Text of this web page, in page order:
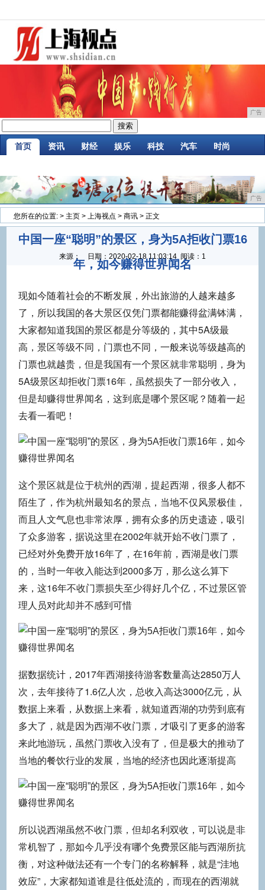
广告
首页 资讯 财经 娱乐 科技 汽车 时尚
广告
您所在的位置: > 主页 > 上海视点 > 商讯 > 正文
中国一座“聪明”的景区，身为5A拒收门票16
年，如今赚得世界闻名
来源： 日期： 2020-02-18 11:03:14 阅读：1
现如今随着社会的不断发展，外出旅游的人越来越多
了，所以我国的各大景区仅凭门票都能赚得盆满钵满，
大家都知道我国的景区都是分等级的，其中5A级最
高，景区等级不同，门票也不同，一般来说等级越高的
门票也就越贵，但是我国有一个景区就非常聪明，身为
5A级景区却拒收门票16年，虽然损失了一部分收入，
但是却赚得世界闻名，这到底是哪个景区呢？随着一起
去看一看吧！
这个景区就是位于杭州的西湖，提起西湖，很多人都不
陌生了，作为杭州最知名的景点，当地不仅风景极佳，
而且人文气息也非常浓厚，拥有众多的历史遗迹，吸引
了众多游客，据说这里在2002年就开始不收门票了，
已经对外免费开放16年了，在16年前，西湖是收门票
的，当时一年收入能达到2000多万，那么这么算下
来，这16年不收门票损失至少得好几个亿，不过景区管
理人员对此却并不感到可惜
据数据统计，2017年西湖接待游客数量高达2850万人
次，去年接待了1.6亿人次，总收入高达3000亿元，从
数据上来看，从数据上来看，就知道西湖的功劳到底有
多大了，就是因为西湖不收门票，才吸引了更多的游客
来此地游玩，虽然门票收入没有了，但是极大的推动了
当地的餐饮行业的发展，当地的经济也因此逐渐提高
所以说西湖虽然不收门票，但却名利双收，可以说是非
常机智了，那如今几乎没有哪个免费景区能与西湖所抗
衡，对这种做法还有一个专门的名称解释，就是“洼地
效应”，大家都知道谁是往低处流的，而现在的西湖就